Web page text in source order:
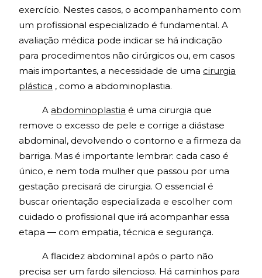
exercício. Nestes casos, o acompanhamento com
um profissional especializado é fundamental. A
avaliação médica pode indicar se há indicação
para procedimentos não cirúrgicos ou, em casos
mais importantes, a necessidade de uma cirurgia
plástica , como a abdominoplastia.
A abdominoplastia é uma cirurgia que
remove o excesso de pele e corrige a diástase
abdominal, devolvendo o contorno e a firmeza da
barriga. Mas é importante lembrar: cada caso é
único, e nem toda mulher que passou por uma
gestação precisará de cirurgia. O essencial é
buscar orientação especializada e escolher com
cuidado o profissional que irá acompanhar essa
etapa — com empatia, técnica e segurança.
A flacidez abdominal após o parto não
precisa ser um fardo silencioso. Há caminhos para